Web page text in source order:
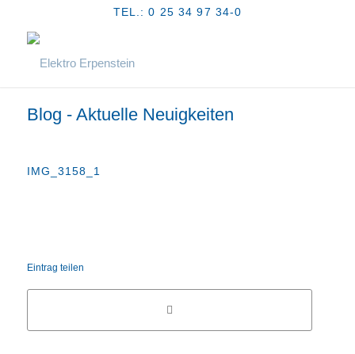
TEL.: 0 25 34 97 34-0
Blog - Aktuelle Neuigkeiten
IMG_3158_1
Eintrag teilen